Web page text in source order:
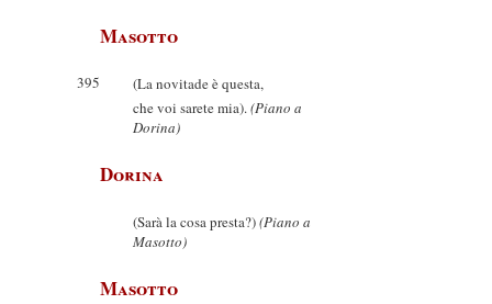
Masotto
395
(La novitade è questa,
che voi sarete mia).(Piano a
Dorina)
Dorina
(Sarà la cosa presta?)(Piano a
Masotto)
Masotto